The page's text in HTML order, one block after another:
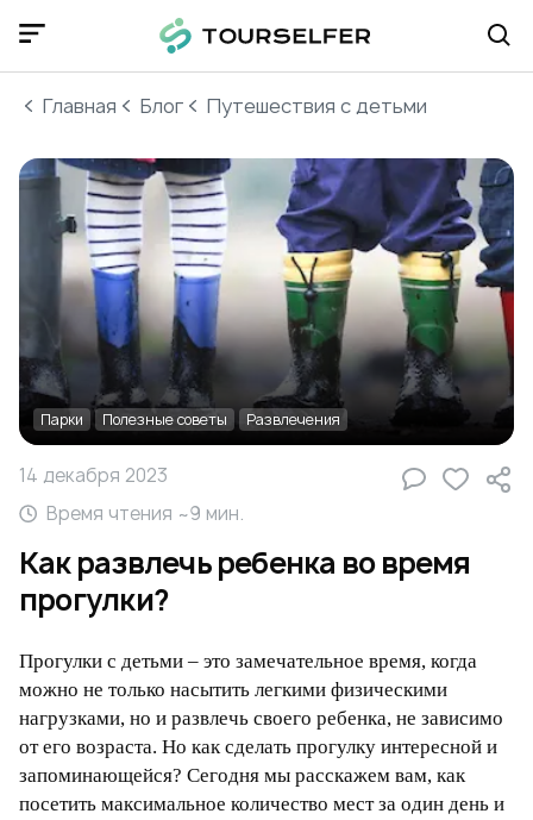
Главная Блог Путешествия с детьми
Парки Полезные советы Развлечения
14 декабря 2023
Время чтения ~9 мин.
Как развлечь ребенка во время
прогулки?
Прогулки с детьми – это замечательное время, когда
можно не только насытить легкими физическими
нагрузками, но и развлечь своего ребенка, не зависимо
от его возраста. Но как сделать прогулку интересной и
запоминающейся? Сегодня мы расскажем вам, как
посетить максимальное количество мест за один день и